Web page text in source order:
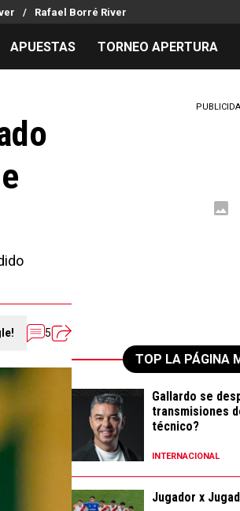
Rafael Borré River
Noticias
Guías
Pronósticos
APUESTAS TORNEO APERTURA
5
TOP LA PÁGINA
Gallardo se
transmisiones
técnico?
INTERNACIONAL
Jugador x